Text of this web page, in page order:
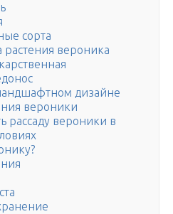
сорта
растения вероника
дизайне
вероники
рассаду вероники в